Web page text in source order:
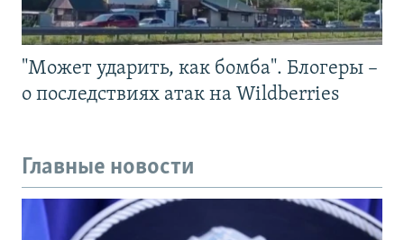
"Может ударить, как бомба". Блогеры –
о последствиях атак на Wildberries
Главные новости